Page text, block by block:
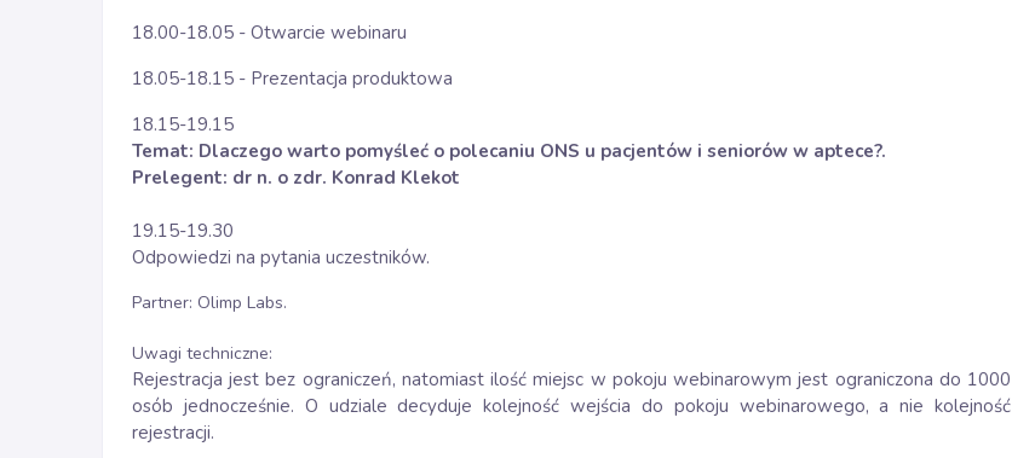
18.00-18.05 - Otwarcie webinaru
18.05-18.15 - Prezentacja produktowa
18.15-19.15
Temat: Dlaczego warto pomyśleć o polecaniu ONS u pacjentów i seniorów w aptece?.
Prelegent: dr n. o zdr. Konrad Klekot
19.15-19.30
Odpowiedzi na pytania uczestników.
Partner: Olimp Labs.
Uwagi techniczne:
Rejestracja jest bez ograniczeń, natomiast ilość miejsc w pokoju webinarowym jest ograniczona do 1000
osób jednocześnie. O udziale decyduje kolejność wejścia do pokoju webinarowego, a nie kolejność
rejestracji.